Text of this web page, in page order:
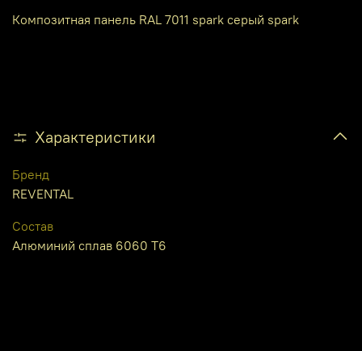
Композитная панель RAL 7011 spark серый spark
Характеристики
Бренд
REVENTAL
Состав
Алюминий сплав 6060 Т6